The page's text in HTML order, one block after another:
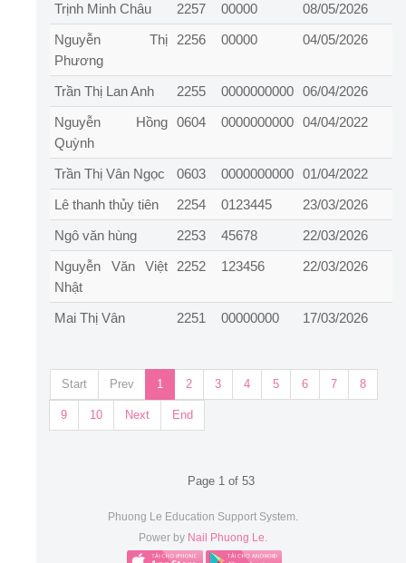
Trịnh Minh Châu
2257 00000
08/05/2026
Nguyễn Thị
Phương
2256 00000 04/05/2026
Trần Thị Lan Anh 2255 0000000000 06/04/2026
Nguyễn Hồng
Quỳnh
0604 0000000000 04/04/2022
Trần Thị Vân Ngọc 0603 0000000000 01/04/2022
Lê thanh thủy tiên
2254 0123445
23/03/2026
Ngô văn hùng
2253 45678
22/03/2026
Nguyễn Văn Việt
Nhật
2252 123456 22/03/2026
Mai Thị Vân 2251 00000000 17/03/2026
Start Prev 1 2 3 4 5 6 7 8
9 10 Next End
Page 1 of 53
Phuong Le Education Support System.
Power by Nail Phuong Le.